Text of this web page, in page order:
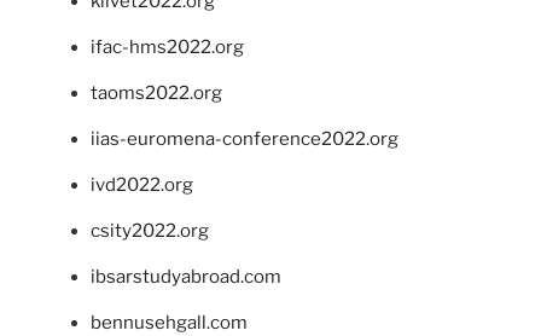
ifac-hms2022.org
taoms2022.org
iias-euromena-conference2022.org
ivd2022.org
csity2022.org
ibsarstudyabroad.com
bennusehgall.com